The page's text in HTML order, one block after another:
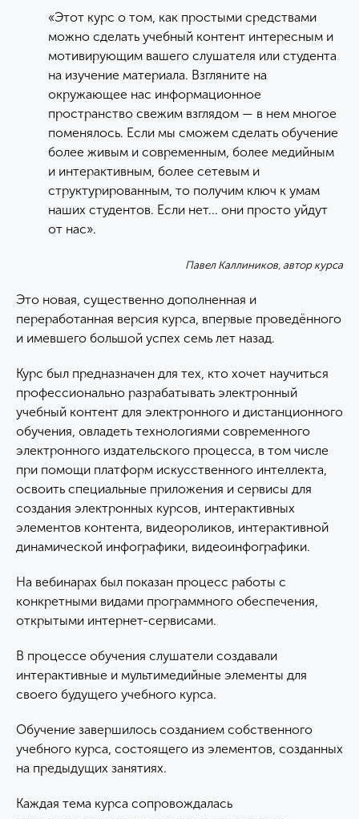
«Этот курс о том, как простыми средствами
можно сделать учебный контент интересным и
мотивирующим вашего слушателя или студента
на изучение материала. Взгляните на
окружающее нас информационное
пространство свежим взглядом — в нем многое
поменялось. Если мы сможем сделать обучение
более живым и современным, более медийным
и интерактивным, более сетевым и
структурированным, то получим ключ к умам
наших студентов. Если нет... они просто уйдут
от нас».
Павел Каллиников, автор курса
Это новая, существенно дополненная и
переработанная версия курса, впервые проведённого
и имевшего большой успех семь лет назад.
Курс был предназначен для тех, кто хочет научиться
профессионально разрабатывать электронный
учебный контент для электронного и дистанционного
обучения, овладеть технологиями современного
электронного издательского процесса, в том числе
при помощи платформ искусственного интеллекта,
освоить специальные приложения и сервисы для
создания электронных курсов, интерактивных
элементов контента, видеороликов, интерактивной
динамической инфографики, видеоинфографики.
На вебинарах был показан процесс работы с
конкретными видами программного обеспечения,
открытыми интернет-сервисами.
В процессе обучения слушатели создавали
интерактивные и мультимедийные элементы для
своего будущего учебного курса.
Обучение завершилось созданием собственного
учебного курса, состоящего из элементов, созданных
на предыдущих занятиях.
Каждая тема курса сопровождалась